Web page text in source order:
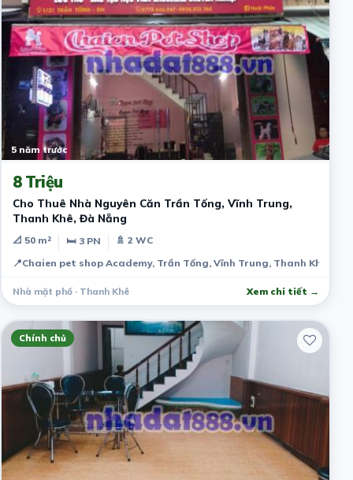
5 năm trước
8 Triệu
Cho Thuê Nhà Nguyên Căn Trần Tống, Vĩnh Trung,
Thanh Khê, Đà Nẵng
📐 50 m² 🛏 3 PN
🚿 2 WC
📍Chaien pet shop Academy, Trần Tống, Vĩnh Trung, Thanh Khê, Đà
Nhà mặt phố · Thanh Khê Xem chi tiết →
Chính chủ